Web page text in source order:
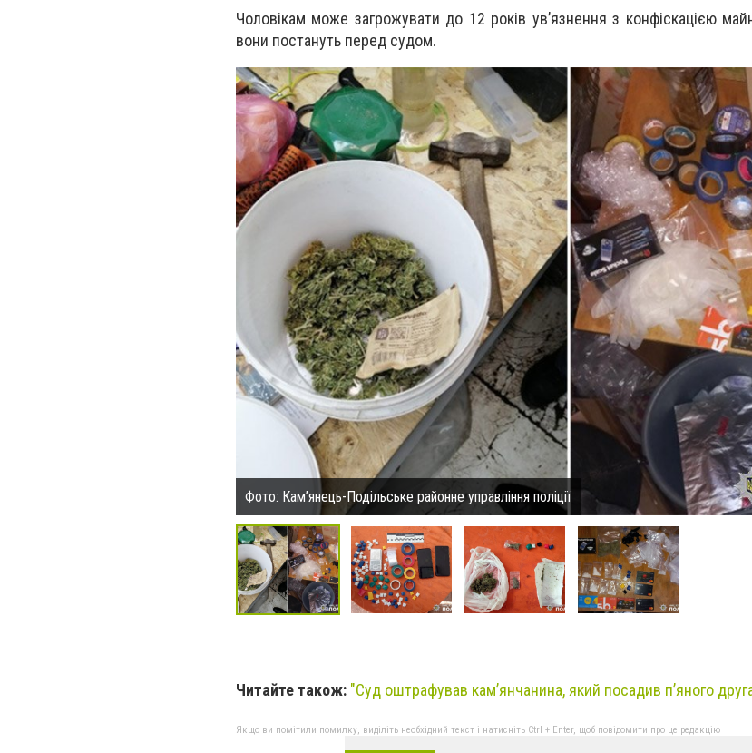
Чоловікам може загрожувати до 12 років ув’язнення з конфіскацією
вони постануть перед судом.
Фото: Кам’янець-Подільське районне управління поліції
Читайте також: "Суд оштрафував кам’янчанина, який посадив п’яного
Якщо ви помітили помилку, виділіть необхідний текст і натисніть Ctrl + Enter, щоб повідомити про це редакцію